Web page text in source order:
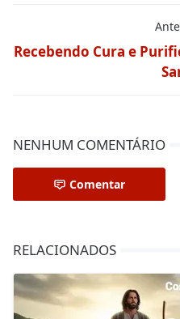
Recebendo Cura e
NENHUM COMENTÁRIO
Comentar
RELACIONADOS